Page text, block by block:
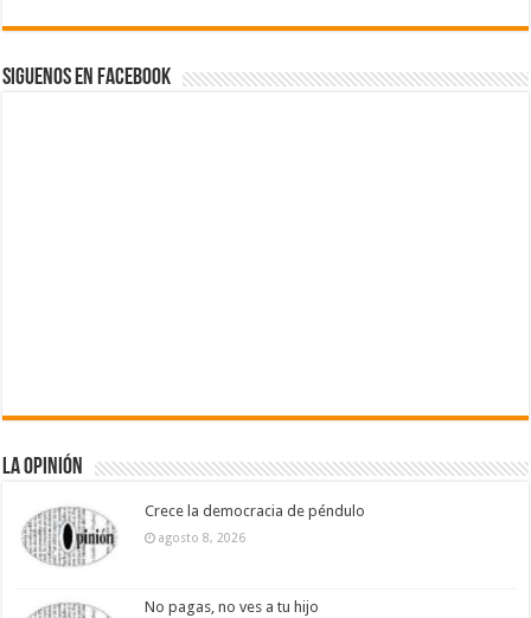
Siguenos en Facebook
La Opinión
Crece la democracia de péndulo
agosto 8, 2026
No pagas, no ves a tu hijo